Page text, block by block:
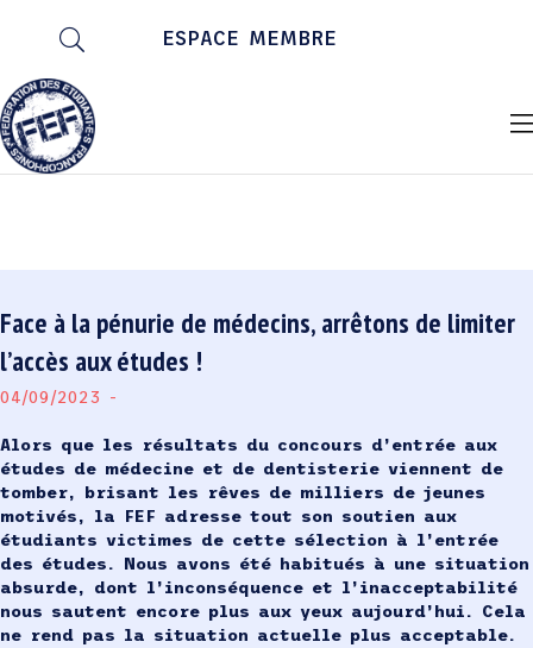
ESPACE MEMBRE
Face à la pénurie de médecins, arrêtons de limiter
l’accès aux études !
04/09/2023 -
Alors que les résultats du concours d’entrée aux
études de médecine et de dentisterie viennent de
tomber, brisant les rêves de milliers de jeunes
motivés, la FEF adresse tout son soutien aux
étudiants victimes de cette sélection à l’entrée
des études. Nous avons été habitués à une situation
absurde, dont l’inconséquence et l’inacceptabilité
nous sautent encore plus aux yeux aujourd’hui. Cela
ne rend pas la situation actuelle plus acceptable.